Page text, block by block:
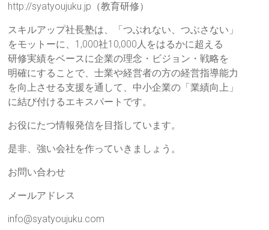
http://syatyoujuku.jp（教育研修）
スキルアップ社長塾は、「つぶれない、つぶさない」
をモットーに、1,000社10,000人をはるかに超える
研修実績をベースに企業の理念・ビジョン・戦略を
明確にすることで、士業や経営者の方の経営指導能力
を向上させる支援を通して、中小企業の「業績向上」
に結び付けるエキスパートです。
お役にたつ情報発信を目指しています。
是非、強い会社を作っていきましょう。
お問い合わせ
メールアドレス
info@syatyoujuku.com